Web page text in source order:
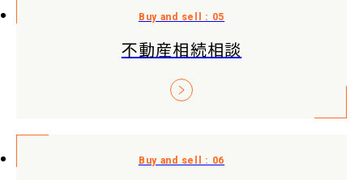
不動産相続相談